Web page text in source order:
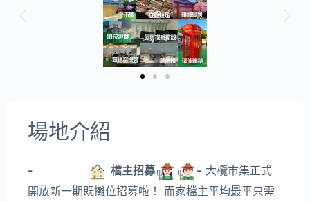
場地介紹
- 檔主招募 - 大欖市集正式
開放新一期既攤位招募啦！ 而家檔主平均最平只需